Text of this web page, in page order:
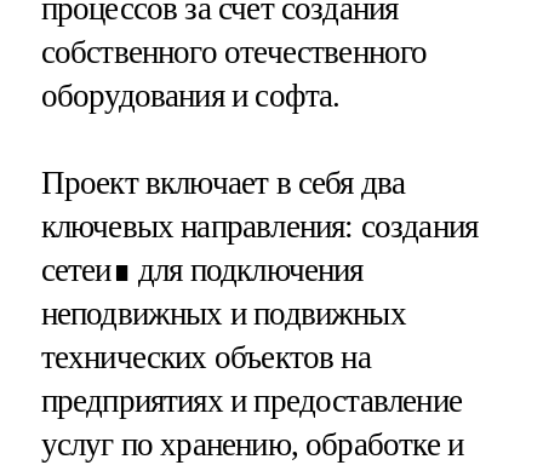
процессов за счет создания
собственного отечественного
оборудования и софта.
Проект включает в себя два
ключевых направления: создания
сетеи∎ для подключения
неподвижных и подвижных
технических объектов на
предприятиях и предоставление
услуг по хранению, обработке и